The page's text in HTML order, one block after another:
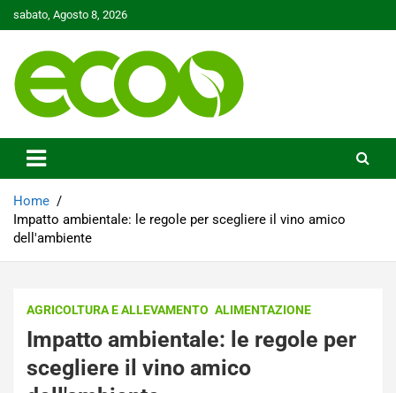
to
sabato, Agosto 8, 2026
Ecoo.it
Home
Impatto ambientale: le regole per scegliere il vino amico
dell'ambiente
AGRICOLTURA E ALLEVAMENTO ALIMENTAZIONE
Impatto ambientale: le regole per
scegliere il vino amico